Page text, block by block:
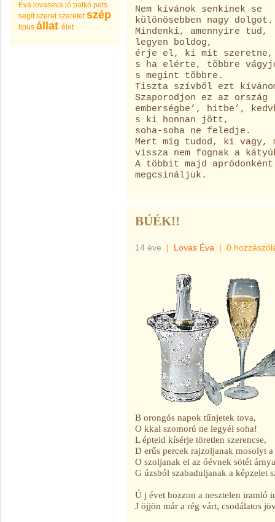
Éva lovaseva ló patkó pets
segít szeret szeretet szép
tipus állat élet
Nem kívánok senkinek se
különösebben nagy dolgot.
Mindenki, amennyire tud,
legyen boldog,
érje el, ki mit szeretne,
s ha elérte, többre
s megint többre.
Tiszta szívből ezt
Szaporodjon ez az ország
emberségbe’, hitbe’,
s ki honnan jött,
soha-soha ne feledje.
Mert míg tudod, ki vagy,
vissza nem fognak a
A többit majd apródonként
megcsináljuk.
BÚÉK!!
14 éve | Lovas Éva | 0
B orongós napok tűnjetek tova,
O kkal szomorú ne legyél soha!
L épteid kísérje töretlen szerencse,
D erűs percek rajzoljanak mosolyt a
O szoljanak el az óévnek sötét
G úzsból szabaduljanak a képzelet
Ú j évet hozzon a nesztelen iramló
J öjjön már a rég várt, csodálatos